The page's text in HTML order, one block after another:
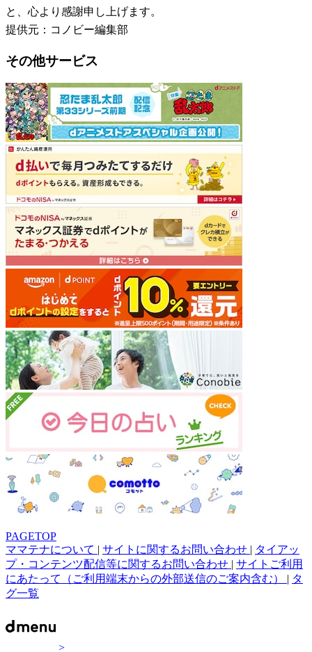
と、心より感謝申し上げます。
提供元：コノビー編集部
その他サービス
PAGETOP
ママテナについて | サイトに関するお問い合わせ | タイアッ
プ・コンテンツ配信等に関するお問い合わせ | サイトご利用
にあたって（ご利用端末からの外部送信のご案内含む） | タ
グ一覧
>